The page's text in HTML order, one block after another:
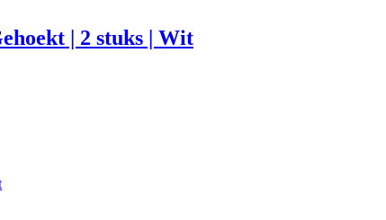
| 2 stuks | Wit